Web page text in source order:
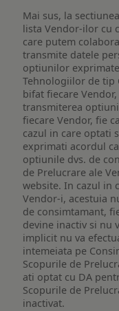
Mai sus, la
lista Vendor-ilor cu
care putem
transmite datele
optiunilor
Tehnologiilor de tip
bifat fiecare
transmiterea
fiecare Vendor, fie
cazul in care optati
exprimati acordul
optiunile dvs. de
de Prelucrare ale
website. In cazul in
Vendor-i, acestuia
de consimtamant,
devine inactiv si nu
implicit nu va
intemeiata pe
Scopurile de
ati optat cu DA
Scopurile de
inactivat.